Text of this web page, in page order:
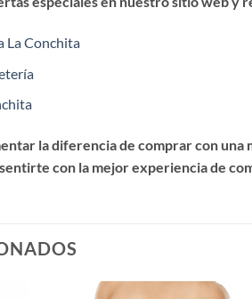
La Conchita
la diferencia de comprar con
con la mejor experiencia de